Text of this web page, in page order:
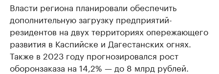
Власти региона планировали обеспечить
дополнительную загрузку предприятий-
резидентов на двух территориях опережающего
развития в Каспийске и Дагестанских огнях.
Также в 2023 году прогнозировался рост
оборонзаказа на 14,2% — до 8 млрд рублей.